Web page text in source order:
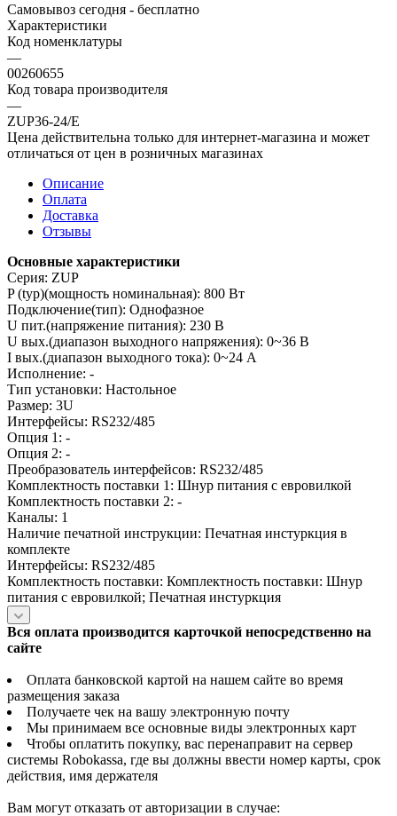
Самовывоз сегодня - бесплатно
Характеристики
Код номенклатуры
—
00260655
Код товара производителя
—
ZUP36-24/E
Цена действительна только для интернет-магазина и может
отличаться от цен в розничных магазинах
Описание
Оплата
Доставка
Отзывы
Основные характеристики
Серия: ZUP
P (typ)(мощность номинальная): 800 Вт
Подключение(тип): Однофазное
U пит.(напряжение питания): 230 В
U вых.(диапазон выходного напряжения): 0~36 В
I вых.(диапазон выходного тока): 0~24 А
Исполнение: -
Тип установки: Настольное
Размер: 3U
Интерфейсы: RS232/485
Опция 1: -
Опция 2: -
Преобразователь интерфейсов: RS232/485
Комплектность поставки 1: Шнур питания с евровилкой
Комплектность поставки 2: -
Каналы: 1
Наличие печатной инструкции: Печатная инстуркция в
комплекте
Интерфейсы: RS232/485
Комплектность поставки: Комплектность поставки: Шнур
питания с евровилкой; Печатная инстуркция
Вся оплата производится карточкой непосредственно на
сайте
Оплата банковской картой на нашем сайте во время
размещения заказа
Получаете чек на вашу электронную почту
Мы принимаем все основные виды электронных карт
Чтобы оплатить покупку, вас перенаправит на сервер
системы Robokassa, где вы должны ввести номер карты, срок
действия, имя держателя
Вам могут отказать от авторизации в случае: